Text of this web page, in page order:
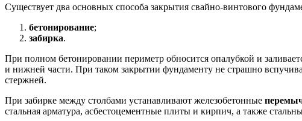
Существует два основных способа закрытия свайно-винтового
бетонирование;
забирка.
При полном бетонировании периметр обносится опалубкой и
и нижней части. При таком закрытии фундаменту не страшно
стержней.
При забирке между столбами устанавливают железобетонные
стальная арматура, асбестоцементные плиты и кирпич, а также